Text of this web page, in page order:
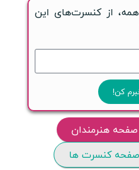
از کنسرت‌های این
کن!
هنرمندان
کنسرت ها